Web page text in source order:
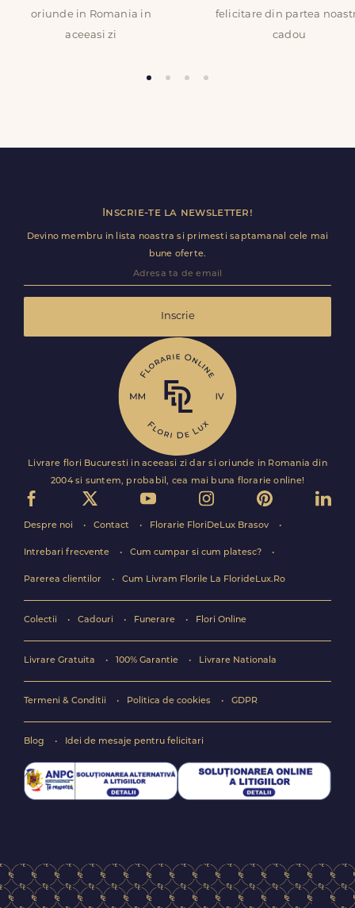
oriunde in Romania in
aceeasi zi
felicitare din partea
cadou
Inscrie-te la newsletter!
Devino membru in lista noastra si primesti saptamanal cele mai
bune oferte.
Inscrie
Livrare flori Bucuresti in aceeasi zi dar si oriunde in Romania din
2004 si suntem, probabil, cea mai buna florarie online!
Despre noi Contact Florarie FloriDeLux Brasov
Intrebari frecvente Cum cumpar si cum platesc?
Parerea clientilor Cum Livram Florile La FlorideLux.Ro
Colectii Cadouri Funerare Flori Online
Livrare Gratuita 100% Garantie Livrare Nationala
Termeni & Conditii Politica de cookies GDPR
Blog Idei de mesaje pentru felicitari